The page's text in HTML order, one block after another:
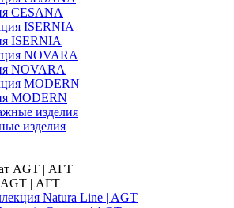
CESANA
ISERNIA
NOVARA
MODERN
изделия
| АГТ
Natura Line | AGT